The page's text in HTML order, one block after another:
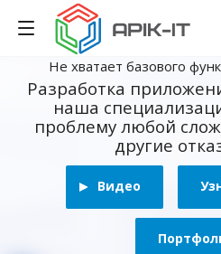
Не хватает базового
Разработка
наша
проблему любой
другие
Видео